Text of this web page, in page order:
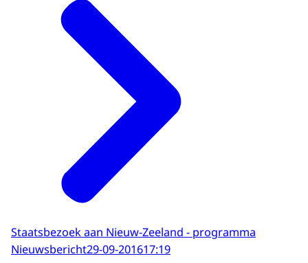
Staatsbezoek aan Nieuw-Zeeland - programma
Nieuwsbericht29-09-201617:19